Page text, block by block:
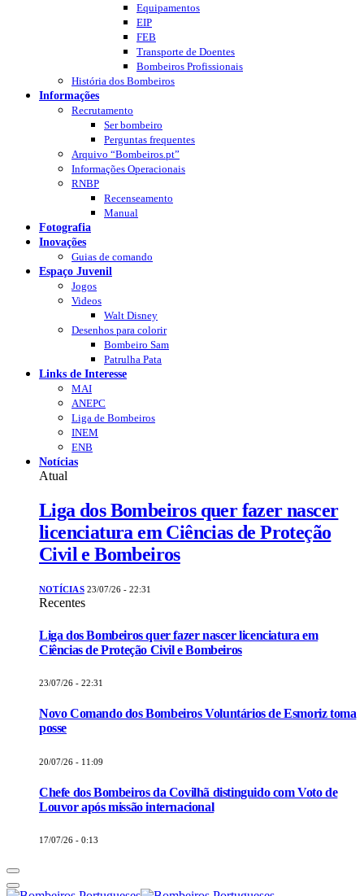
Equipamentos
EIP
FEB
Transporte de Doentes
Bombeiros Profissionais
História dos Bombeiros
Informações
Recrutamento
Ser bombeiro
Perguntas frequentes
Arquivo “Bombeiros.pt”
Informações Operacionais
RNBP
Recenseamento
Manual
Fotografia
Inovações
Guias de comando
Espaço Juvenil
Jogos
Videos
Walt Disney
Desenhos para colorir
Bombeiro Sam
Patrulha Pata
Links de Interesse
MAI
ANEPC
Liga de Bombeiros
INEM
ENB
Notícias
Atual
Liga dos Bombeiros quer fazer nascer
licenciatura em Ciências de Proteção
Civil e Bombeiros
NOTÍCIAS 23/07/26 - 22:31
Recentes
Liga dos Bombeiros quer fazer nascer licenciatura em
Ciências de Proteção Civil e Bombeiros
23/07/26 - 22:31
Novo Comando dos Bombeiros Voluntários de Esmoriz toma
posse
20/07/26 - 11:09
Chefe dos Bombeiros da Covilhã distinguido com Voto de
Louvor após missão internacional
17/07/26 - 0:13